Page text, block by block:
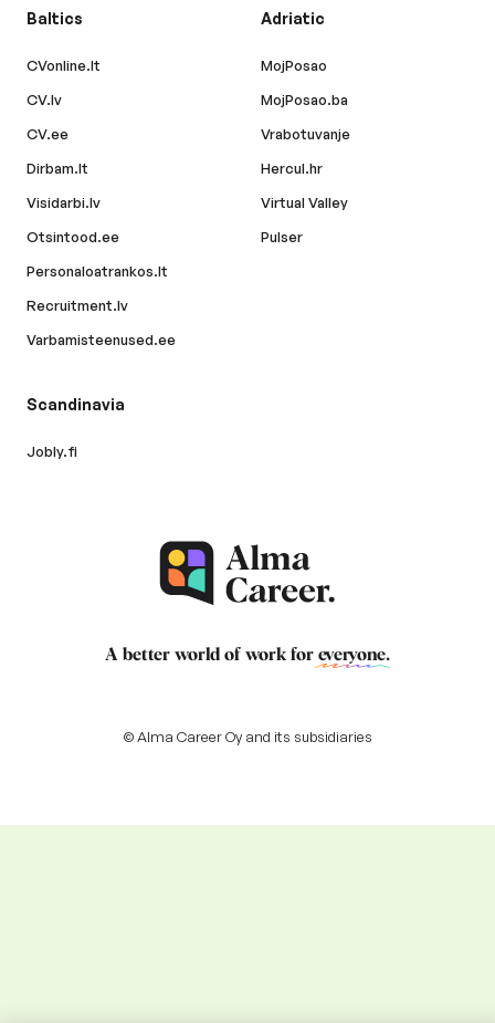
Baltics
CVonline.lt
CV.lv
CV.ee
Dirbam.lt
Visidarbi.lv
Otsintood.ee
Personaloatrankos.lt
Recruitment.lv
Varbamisteenused.ee
Adriatic
MojPosao
MojPosao.ba
Vrabotuvanje
Hercul.hr
Virtual Valley
Pulser
Scandinavia
Jobly.fi
A better world of work for everyone.
© Alma Career Oy and its subsidiaries